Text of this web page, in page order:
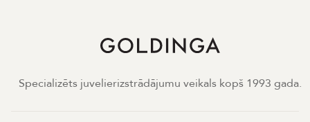
Specializēts juvelierizstrādājumu veikals kopš 1993 gada.